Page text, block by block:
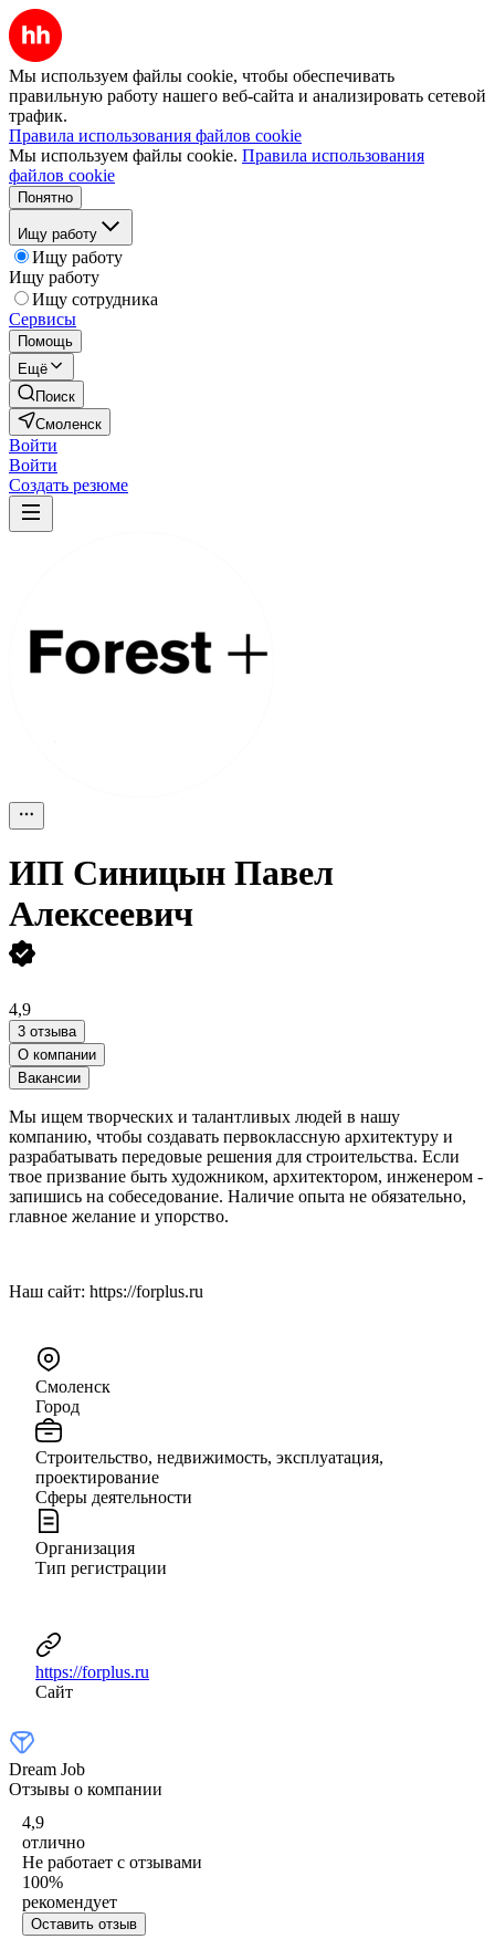
Мы используем файлы cookie, чтобы обеспечивать
правильную работу нашего веб-сайта и анализировать сетевой
трафик.
Правила использования файлов cookie
Мы используем файлы cookie. Правила использования
файлов cookie
Понятно
Ищу работу
Ищу работу
Ищу работу
Ищу сотрудника
Сервисы
Помощь
Ещё
Поиск
Смоленск
Войти
Войти
Создать резюме
ИП Синицын Павел
Алексеевич
4,9
3 отзыва
О компании
Вакансии
Мы ищем творческих и талантливых людей в нашу
компанию, чтобы создавать первоклассную архитектуру и
разрабатывать передовые решения для строительства. Если
твое призвание быть художником, архитектором, инженером -
запишись на собеседование. Наличие опыта не обязательно,
главное желание и упорство.
Наш сайт: https://forplus.ru
Смоленск
Город
Строительство, недвижимость, эксплуатация,
проектирование
Сферы деятельности
Организация
Тип регистрации
https://forplus.ru
Сайт
Dream Job
Отзывы о компании
4,9
отлично
Не работает с отзывами
100%
рекомендует
Оставить отзыв